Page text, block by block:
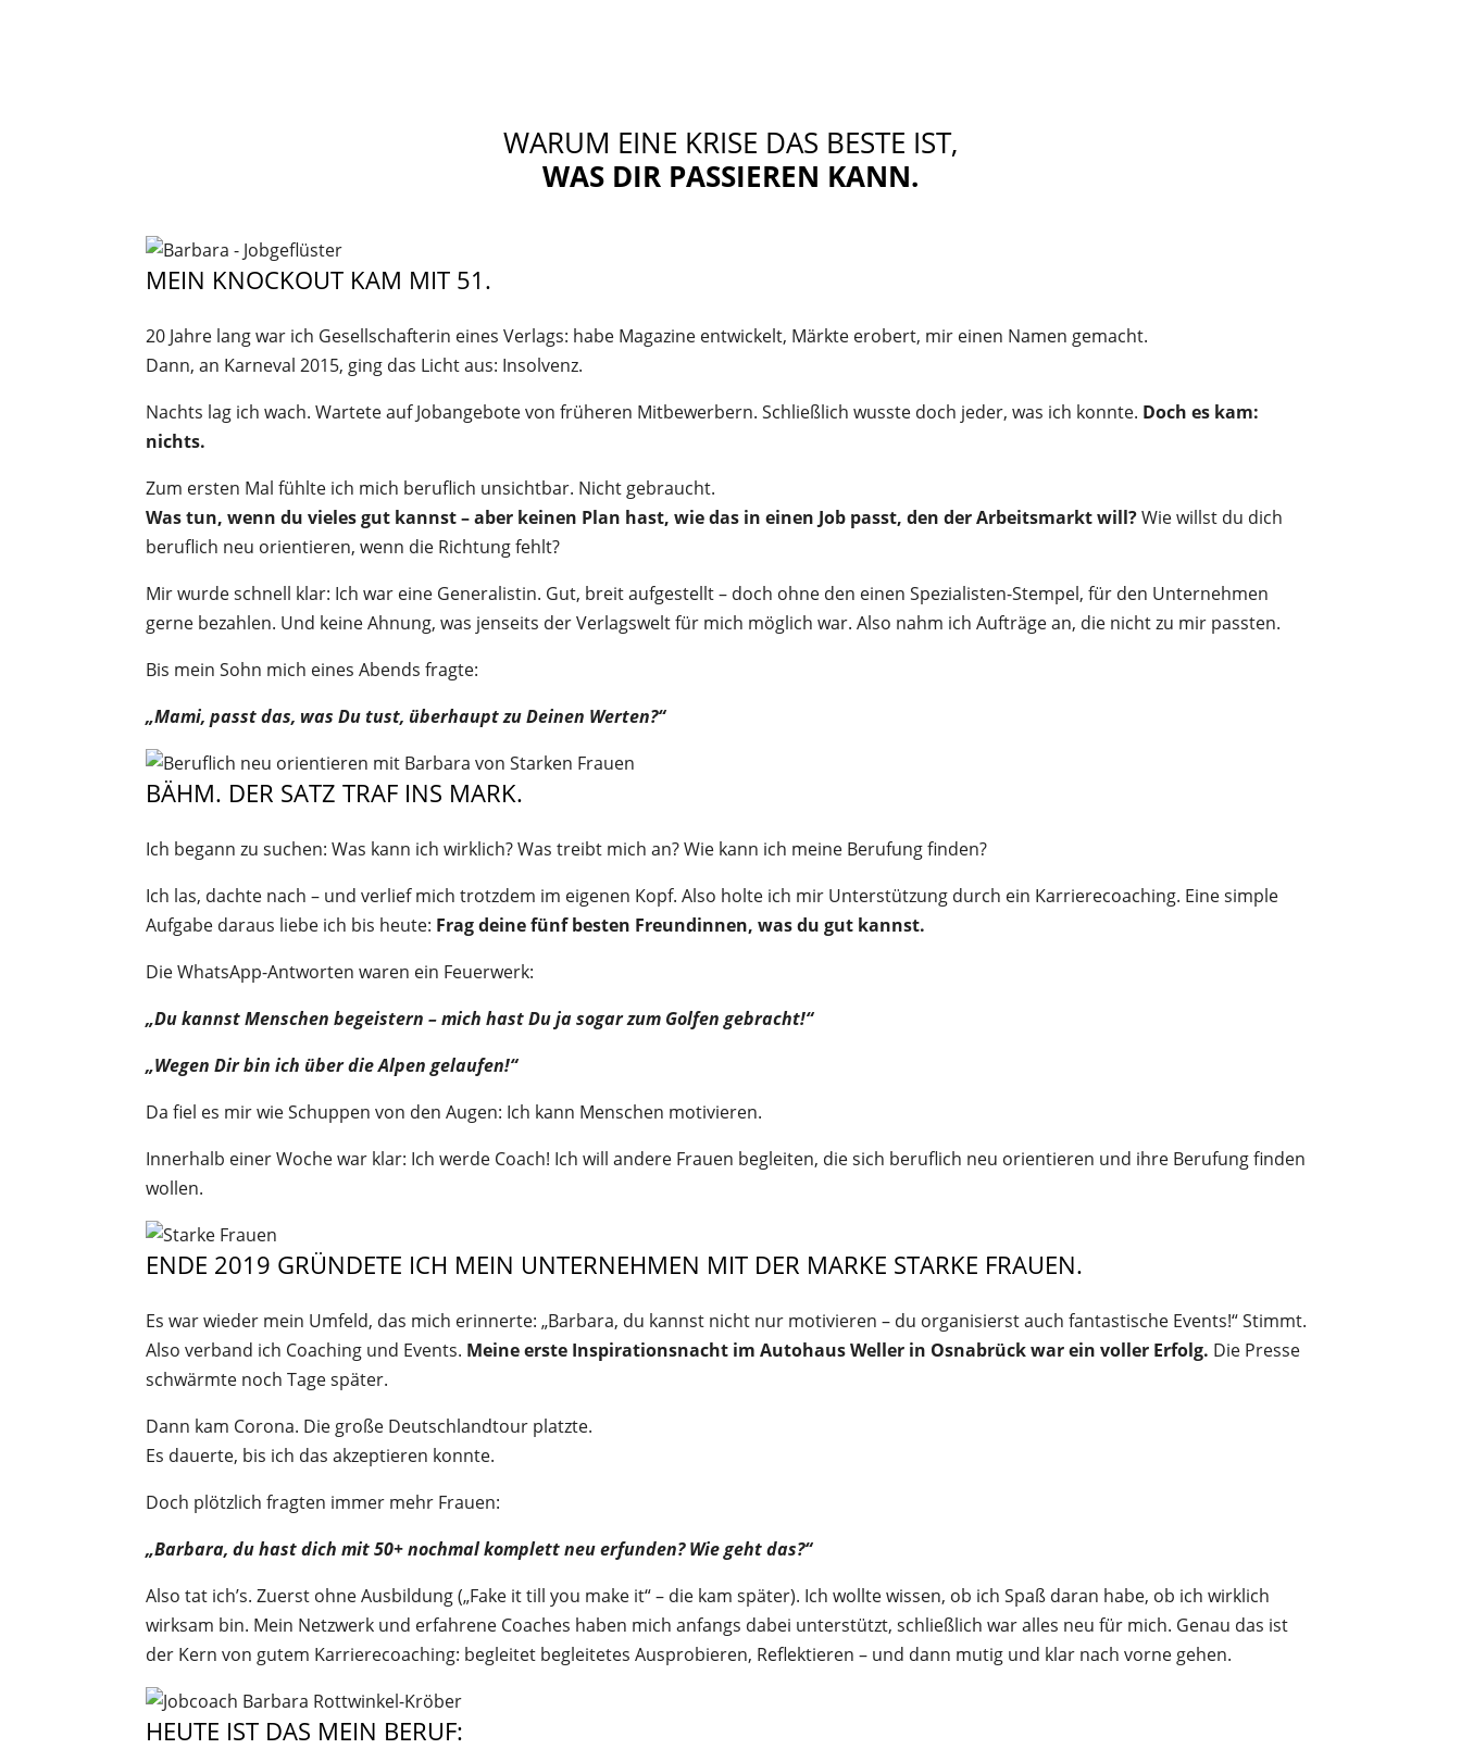
WARUM EINE KRISE DAS BESTE IST,
WAS DIR PASSIEREN KANN.
MEIN KNOCKOUT KAM MIT 51.
20 Jahre lang war ich Gesellschafterin eines Verlags: habe Magazine entwickelt, Märkte erobert, mir einen Namen gemacht.
Dann, an Karneval 2015, ging das Licht aus: Insolvenz.
Nachts lag ich wach. Wartete auf Jobangebote von früheren Mitbewerbern. Schließlich wusste doch jeder, was ich konnte. Doch es kam:
nichts.
Zum ersten Mal fühlte ich mich beruflich unsichtbar. Nicht gebraucht.
Was tun, wenn du vieles gut kannst – aber keinen Plan hast, wie das in einen Job passt, den der Arbeitsmarkt will?Wie willst du dich
beruflich neu orientieren, wenn die Richtung fehlt?
Mir wurde schnell klar: Ich war eine Generalistin. Gut, breit aufgestellt – doch ohne den einen Spezialisten-Stempel, für den Unternehmen
gerne bezahlen. Und keine Ahnung, was jenseits der Verlagswelt für mich möglich war. Also nahm ich Aufträge an, die nicht zu mir passten.
Bis mein Sohn mich eines Abends fragte:
„Mami, passt das, was Du tust, überhaupt zu Deinen Werten?“
BÄHM. DER SATZ TRAF INS MARK.
Ich begann zu suchen: Was kann ich wirklich? Was treibt mich an? Wie kann ich meine Berufung finden?
Ich las, dachte nach – und verlief mich trotzdem im eigenen Kopf. Also holte ich mir Unterstützung durch ein Karrierecoaching. Eine simple
Aufgabe daraus liebe ich bis heute: Frag deine fünf besten Freundinnen, was du gut kannst.
Die WhatsApp-Antworten waren ein Feuerwerk:
„Du kannst Menschen begeistern – mich hast Du ja sogar zum Golfen gebracht!“
„Wegen Dir bin ich über die Alpen gelaufen!“
Da fiel es mir wie Schuppen von den Augen: Ich kann Menschen motivieren.
Innerhalb einer Woche war klar: Ich werde Coach! Ich will andere Frauen begleiten, die sich beruflich neu orientieren und ihre Berufung finden
wollen.
ENDE 2019 GRÜNDETE ICH MEIN UNTERNEHMEN MIT DER MARKE STARKE FRAUEN.
Es war wieder mein Umfeld, das mich erinnerte: „Barbara, du kannst nicht nur motivieren – du organisierst auch fantastische Events!“ Stimmt.
Also verband ich Coaching und Events. Meine erste Inspirationsnacht im Autohaus Weller in Osnabrück war ein voller Erfolg. Die Presse
schwärmte noch Tage später.
Dann kam Corona. Die große Deutschlandtour platzte.
Es dauerte, bis ich das akzeptieren konnte.
Doch plötzlich fragten immer mehr Frauen:
„Barbara, du hast dich mit 50+ nochmal komplett neu erfunden? Wie geht das?“
Also tat ich’s. Zuerst ohne Ausbildung („Fake it till you make it“ – die kam später). Ich wollte wissen, ob ich Spaß daran habe, ob ich wirklich
wirksam bin. Mein Netzwerk und erfahrene Coaches haben mich anfangs dabei unterstützt, schließlich war alles neu für mich. Genau das ist
der Kern von gutem Karrierecoaching: begleitet begleitetes Ausprobieren, Reflektieren – und dann mutig und klar nach vorne gehen.
HEUTE IST DAS MEIN BERUF: